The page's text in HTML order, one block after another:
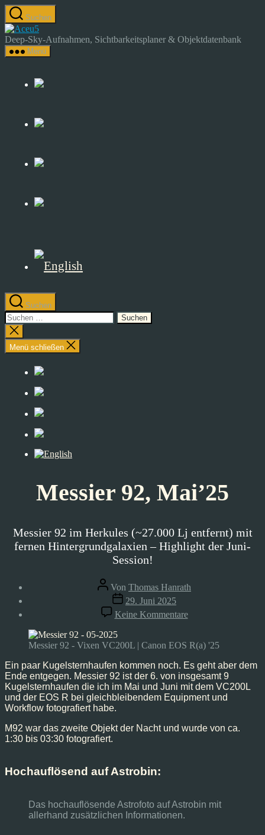
Zum
Inhalt
springen
Suchen
Astrocamp
–
Astrofotografie
Sky-
Deep-Sky-Aufnahmen, Sichtbarkeitsplaner & Objektdatenbank
Menü
Suchen
Suchen
nach:
Suche
schließen
Menü schließen
Messier 92, Mai’25
Messier 92 im Herkules (~27.000 Lj entfernt) mit
fernen Hintergrundgalaxien – Highlight der Juni-
Session!
Beitragsautor
Von Thomas Hanrath
Veröffentlichungsdatum
29. Juni 2025
Keine Kommentarezu
Messier
Mai’25
Messier 92 - Vixen VC200L | Canon EOS R(a) '25
Ein paar Kugelsternhaufen kommen noch. Es geht aber dem
Ende entgegen. Messier 92 ist der 6. von insgesamt 9
Kugelsternhaufen die ich im Mai und Juni mit dem VC200L
und der EOS R bei gleichbleibendem Equipment und
Workflow fotografiert habe.
M92 war das zweite Objekt der Nacht und wurde von ca.
1:30 bis 03:30 fotografiert.
Hochauflösend auf Astrobin:
Das hochauflösende Astrofoto auf Astrobin mit
allerhand zusätzlichen Informationen.